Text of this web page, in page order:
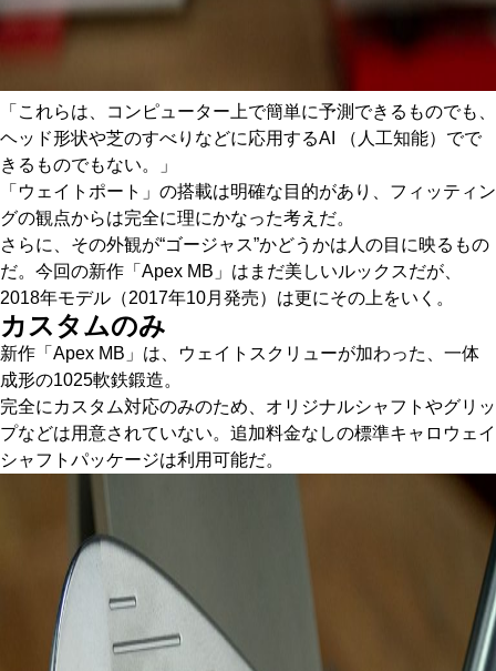
「これらは、コンピューター上で簡単に予測できるものでも、
ヘッド形状や芝のすべりなどに応用するAI （人工知能）でで
きるものでもない。」
「ウェイトポート」の搭載は明確な目的があり、フィッティン
グの観点からは完全に理にかなった考えだ。
さらに、その外観が“ゴージャス”かどうかは人の目に映るもの
だ。今回の新作「Apex MB」はまだ美しいルックスだが、
2018年モデル（2017年10月発売）は更にその上をいく。
カスタムのみ
新作「Apex MB」は、ウェイトスクリューが加わった、一体
成形の1025軟鉄鍛造。
完全にカスタム対応のみのため、オリジナルシャフトやグリッ
プなどは用意されていない。追加料金なしの標準キャロウェイ
シャフトパッケージは利用可能だ。